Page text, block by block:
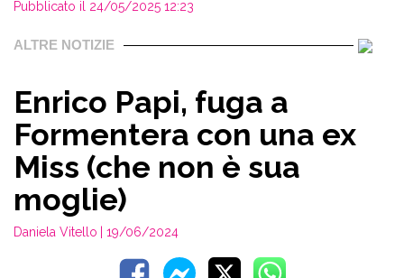
Pubblicato il 24/05/2025 12:23
ALTRE NOTIZIE
Enrico Papi, fuga a
Formentera con una ex
Miss (che non è sua
moglie)
Daniela Vitello | 19/06/2024